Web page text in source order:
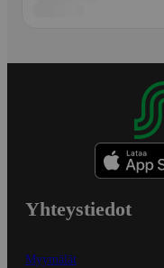
Yhteystiedot
Myymälät